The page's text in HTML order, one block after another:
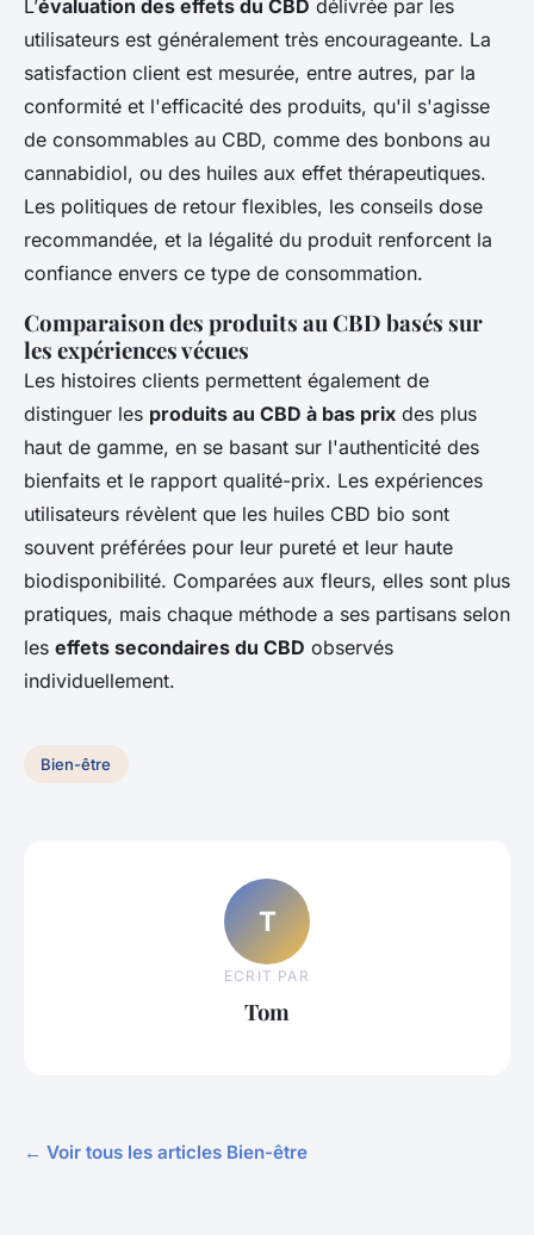
L’évaluation des effets du CBD délivrée par les
utilisateurs est généralement très encourageante. La
satisfaction client est mesurée, entre autres, par la
conformité et l'efficacité des produits, qu'il s'agisse
de consommables au CBD, comme des bonbons au
cannabidiol, ou des huiles aux effet thérapeutiques.
Les politiques de retour flexibles, les conseils dose
recommandée, et la légalité du produit renforcent la
confiance envers ce type de consommation.
Comparaison des produits au CBD basés sur
les expériences vécues
Les histoires clients permettent également de
distinguer les produits au CBD à bas prix des plus
haut de gamme, en se basant sur l'authenticité des
bienfaits et le rapport qualité-prix. Les expériences
utilisateurs révèlent que les huiles CBD bio sont
souvent préférées pour leur pureté et leur haute
biodisponibilité. Comparées aux fleurs, elles sont plus
pratiques, mais chaque méthode a ses partisans selon
les effets secondaires du CBD observés
individuellement.
Bien-être
T
ECRIT PAR
Tom
← Voir tous les articles Bien-être